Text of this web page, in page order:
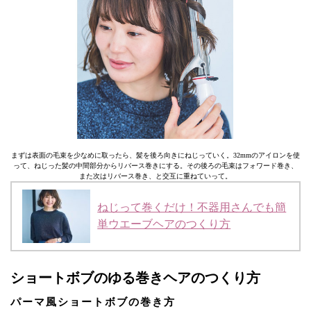
まずは表面の毛束を少なめに取ったら、髪を後ろ向きにねじっていく。32mmのアイロンを使
って、ねじった髪の中間部分からリバース巻きにする。その後ろの毛束はフォワード巻き、
また次はリバース巻き、と交互に重ねていって。
ねじって巻くだけ！不器用さんでも簡
単ウエーブヘアのつくり方
ショートボブのゆる巻きヘアのつくり方
パーマ風ショートボブの巻き方